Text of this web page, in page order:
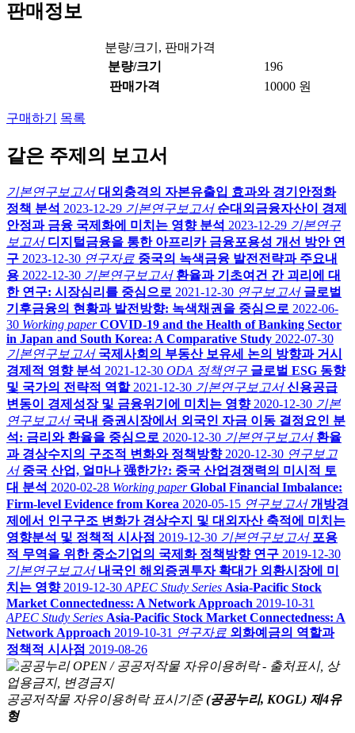
판매정보
분량/크기, 판매가격
분량/크기
196
판매가격
10000 원
구매하기 목록
같은 주제의 보고서
기본연구보고서 대외충격의 자본유출입 효과와 경기안정화
정책 분석 2023-12-29 기본연구보고서 순대외금융자산이 경제
안정과 금융 국제화에 미치는 영향 분석 2023-12-29 기본연구
보고서 디지털금융을 통한 아프리카 금융포용성 개선 방안 연
구 2023-12-30 연구자료 중국의 녹색금융 발전전략과 주요내
용 2022-12-30 기본연구보고서 환율과 기초여건 간 괴리에 대
한 연구: 시장심리를 중심으로 2021-12-30 연구보고서 글로벌
기후금융의 현황과 발전방향: 녹색채권을 중심으로 2022-06-
30 Working paper COVID-19 and the Health of Banking Sector
in Japan and South Korea: A Comparative Study 2022-07-30
기본연구보고서 국제사회의 부동산 보유세 논의 방향과 거시
경제적 영향 분석 2021-12-30 ODA 정책연구 글로벌 ESG 동향
및 국가의 전략적 역할 2021-12-30 기본연구보고서 신용공급
변동이 경제성장 및 금융위기에 미치는 영향 2020-12-30 기본
연구보고서 국내 증권시장에서 외국인 자금 이동 결정요인 분
석: 금리와 환율을 중심으로 2020-12-30 기본연구보고서 환율
과 경상수지의 구조적 변화와 정책방향 2020-12-30 연구보고
서 중국 산업, 얼마나 强한가?: 중국 산업경쟁력의 미시적 토
대 분석 2020-02-28 Working paper Global Financial Imbalance:
Firm-level Evidence from Korea 2020-05-15 연구보고서 개방경
제에서 인구구조 변화가 경상수지 및 대외자산 축적에 미치는
영향분석 및 정책적 시사점 2019-12-30 기본연구보고서 포용
적 무역을 위한 중소기업의 국제화 정책방향 연구 2019-12-30
기본연구보고서 내국인 해외증권투자 확대가 외환시장에 미
치는 영향 2019-12-30 APEC Study Series Asia-Pacific Stock
Market Connectedness: A Network Approach 2019-10-31
APEC Study Series Asia-Pacific Stock Market Connectedness: A
Network Approach 2019-10-31 연구자료 외화예금의 역할과
정책적 시사점 2019-08-26
공공저작물 자유이용허락 표시기준 (공공누리, KOGL) 제4유
형